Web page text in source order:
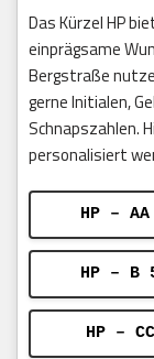
Das Kürzel HP
einprägsame
Bergstraße
gerne Initialen,
Schnapszahlen.
personalisiert
HP –
HP – B
HP –